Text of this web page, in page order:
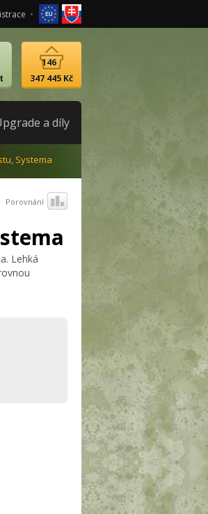
347 445 Kč
146
a díly
Systema
Porovnání
Lehká